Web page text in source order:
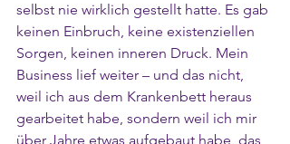
selbst nie wirklich gestellt hatte. Es gab
keinen Einbruch, keine existenziellen
Sorgen, keinen inneren Druck. Mein
Business lief weiter – und das nicht,
weil ich aus dem Krankenbett heraus
gearbeitet habe, sondern weil ich mir
über Jahre etwas aufgebaut habe, das